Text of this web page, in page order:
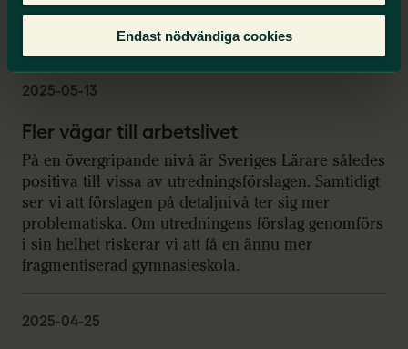
Endast nödvändiga cookies
av lagar och regler utan bristen på tillräckliga
Fler vägar till arbetslivet
2025-05-13
På en övergripande nivå är Sveriges Lärare således
positiva till vissa av utredningsförslagen. Samtidigt
ser vi att förslagen på detaljnivå ter sig mer
problematiska. Om utredningens förslag genomförs
i sin helhet riskerar vi att få en ännu mer
fragmentiserad gymnasieskola.
2025-04-25